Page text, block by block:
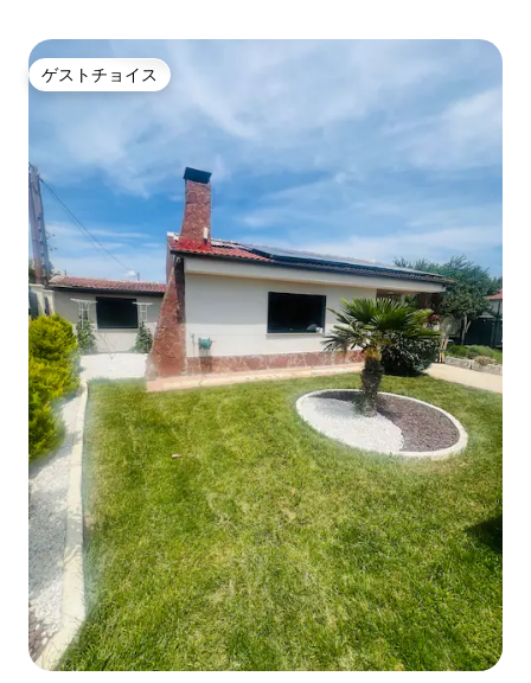
ゲストチョイス
ゲストチョイス